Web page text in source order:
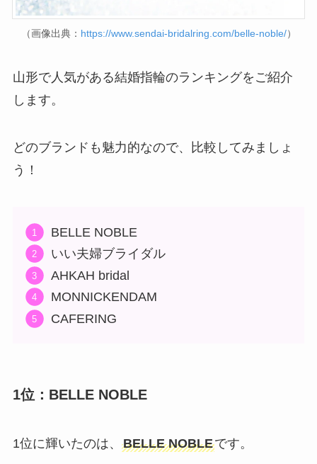
（画像出典： https://www.sendai-bridalring.com/belle-noble/）
山形で人気がある結婚指輪のランキングをご紹介
します。
どのブランドも魅力的なので、比較してみましょ
う！
BELLE NOBLE
いい夫婦ブライダル
AHKAH bridal
MONNICKENDAM
CAFERING
1位：BELLE NOBLE
1位に輝いたのは、 BELLE NOBLEです。